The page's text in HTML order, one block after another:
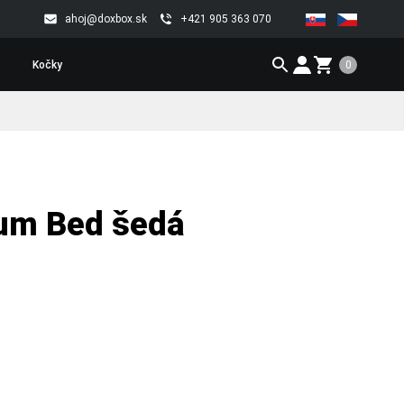
ahoj@doxbox.sk +421 905 363 070
Kočky 0
Bed šedá